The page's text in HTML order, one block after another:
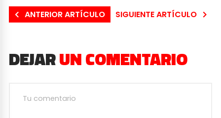
ANTERIOR ARTÍCULO SIGUIENTE ARTÍCULO
DEJARUN COMENTARIO